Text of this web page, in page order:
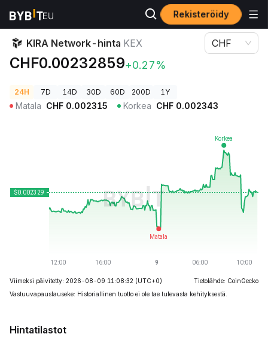
Rekisteröidy
Kryptohinnat KIRA Network-hinta KEX
KIRA Network-hinta KEX
CHF0.00232859+0.27%
CHF
24H 7D 14D 30D 60D 200D 1Y
Matala CHF 0.002315 Korkea CHF 0.002343
Viimeksi päivitetty: 2026-08-09 11:08:32 (UTC+0)
Tietolähde: CoinGecko
Vastuuvapauslauseke: Historiallinen tuotto ei ole tae tulevasta kehityksestä.
Hintatilastot